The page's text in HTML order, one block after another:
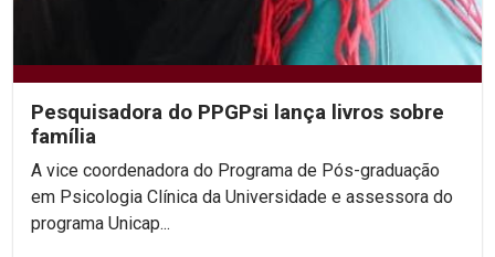
Pesquisadora do PPGPsi lança livros sobre
família
A vice coordenadora do Programa de Pós-graduação
em Psicologia Clínica da Universidade e assessora do
programa Unicap...